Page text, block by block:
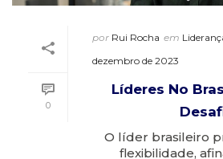
0
por Rui Rocha em
dezembro de 2023
Líderes No
O líder brasileiro
flexibilidade,